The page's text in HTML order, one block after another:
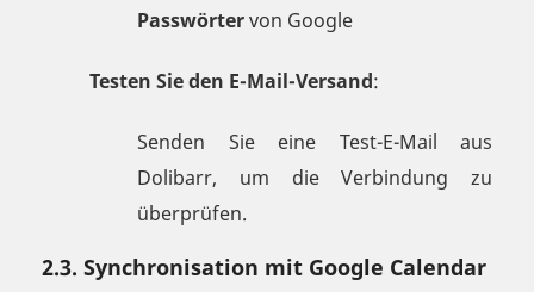
Passwörtervon Google
Testen Sie den E-Mail-Versand:
Senden Sie eine Test-E-Mail aus
Dolibarr, um die Verbindung zu
überprüfen.
2.3. Synchronisation mit Google Calendar